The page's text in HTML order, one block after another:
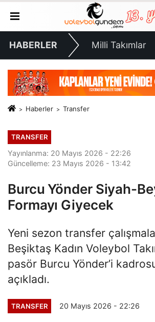
HABERLER Milli Takımlar
Haberler Transfer
TRANSFER
Yayınlanma: 20 Mayıs 2026 - 22:26
Güncelleme: 23 Mayıs 2026 - 13:42
Burcu Yönder Siyah-
Formayı Giyecek
Yeni sezon transfer
Beşiktaş Kadın Voleybol
pasör Burcu Yönder’i
açıkladı.
TRANSFER 20 Mayıs 2026 - 22:26